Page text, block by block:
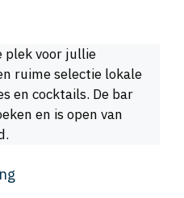
plek voor jullie
ruime selectie lokale
en cocktails. De bar
en is open van